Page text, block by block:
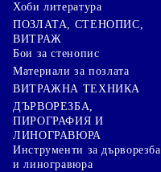
Хоби литература
ПОЗЛАТА, СТЕНОПИС,
ВИТРАЖ
Бои за стенопис
Материали за позлата
ВИТРАЖНА ТЕХНИКА
ДЪРВОРЕЗБА,
ПИРОГРАФИЯ И
ЛИНОГРАВЮРА
Инструменти за дърворезба
и линогравюра